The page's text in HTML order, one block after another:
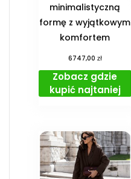
minimalistyczną
formę z wyjątkowym
komfortem
6747,00 zł
Zobacz gdzie
kupić najtaniej